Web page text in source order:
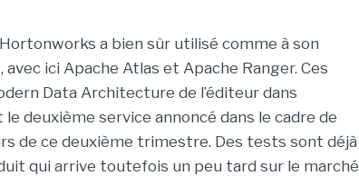
a bien sûr utilisé comme à son
ici Apache Atlas et Apache Ranger. Ces
Data Architecture de l’éditeur dans
deuxième service annoncé dans le cadre de
de ce deuxième trimestre. Des tests sont déjà
qui arrive toutefois un peu tard sur le marché